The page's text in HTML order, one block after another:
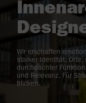
Wir erschaffen
starker Identität. Orte,
durchdachter
und Relevanz. Für
blicken.